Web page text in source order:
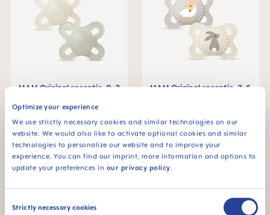
Optimize your experience
We use strictly necessary cookies and similar technologies on our
website. We would also like to activate optional cookies and similar
technologies to personalize our website and to improve your
experience. You can find our imprint, more information and options to
update your preferences in our privacy policy.
Consent
Strictly necessary cookies
MAM Original speentje, 0-2
€ 8,79
IN HET MANDJE
MAM Original speentje, 2-6
IN HET MANDJE